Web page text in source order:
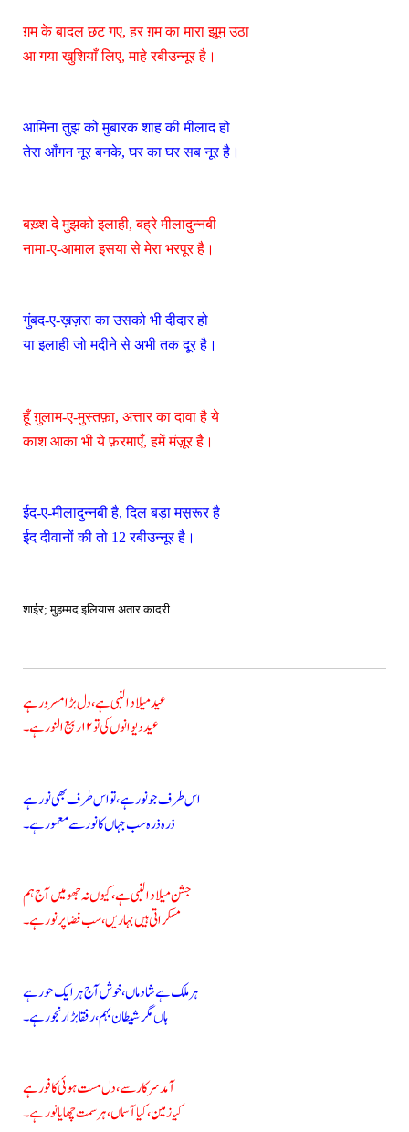
ग़म के बादल छट गए, हर ग़म का मारा झूम उठा
आ गया खुशियाँ लिए, माहे रबीउन्नूर है।
आमिना तुझ को मुबारक शाह की मीलाद हो
तेरा आँगन नूर बनके, घर का घर सब नूर है।
बख़्श दे मुझको इलाही, बह्रे मीलादुन्नबी
नामा-ए-आमाल इसया से मेरा भरपूर है।
गुंबद-ए-ख़ज़रा का उसको भी दीदार हो
या इलाही जो मदीने से अभी तक दूर है।
हूँ ग़ुलाम-ए-मुस्तफ़ा, अत्तार का दावा है ये
काश आका भी ये फ़रमाएँ, हमें मंज़ूर है।
ईद-ए-मीलादुन्नबी है, दिल बड़ा मस़रूर है
ईद दीवानों की तो 12 रबीउन्नूर है।
शाईर; मुहम्मद इलियास अतार कादरी
عید میلاد النبی ہے، دل بڑا مسرور ہے
عید دیوانوں کی تو ۱۲ ربیع النور ہے۔
اس طرف جو نور ہے، تو اس طرف بھی نور ہے
ذرہ ذرہ سب جہاں کا نور سے معمور ہے۔
جشن میلاد النبی ہے، کیوں نہ جھومیں آج ہم
مسکراتی ہیں بہاریں، سب فضا پرنور ہے۔
ہر ملک ہے شادماں، خوش آج ہر ایک حور ہے
ہاں مگر شیطان بہم، رفقا بڑا رنجور ہے۔
آمد سرکار سے، دل مست ہوئی کافور ہے
کیا زمین، کیا آسماں، ہر سمت چھایا نور ہے۔